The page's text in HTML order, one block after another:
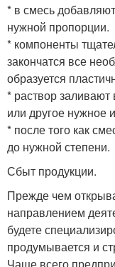
* в смесь
нужной пропорции.
* компоненты
закончатся все
образуется
* раствор
или другое нужное
* после того как
до нужной степени.
Сбыт продукции.
Прежде чем
направлением
будете
продумывается и
Чаще всего